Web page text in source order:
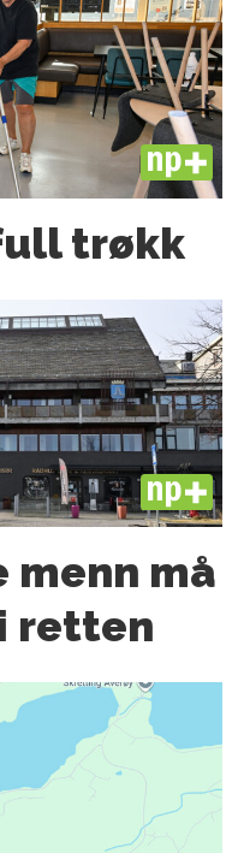
PLUS
trøkk
PLUS
menn må
retten